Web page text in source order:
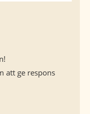
att ge respons